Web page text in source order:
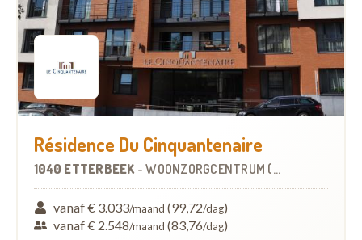
Résidence Du Cinquantenaire
1040 ETTERBEEK -WOONZORGCENTRUM (WZC)
vanaf € 3.033/maand (99,72/dag)
vanaf € 2.548/maand (83,76/dag)